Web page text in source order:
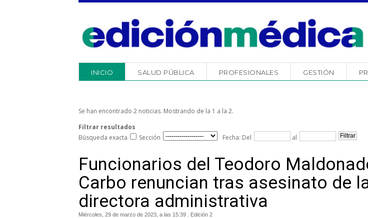
INICIO SALUD PÚBLICA PROFESIONALES GESTIÓN
Se han encontrado 2 noticias. Mostrando de la 1 a la 2.
Filtrar resultados
Búsqueda exacta
Sección Fecha: Del al
Funcionarios del Teodoro
Carbo renuncian tras asesinato de
directora administrativa
Miércoles, 29 de marzo de 2023, a las 15:39 . Edición 2